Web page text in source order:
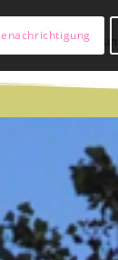
sein Über uns